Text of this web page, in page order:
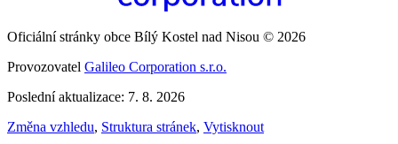
Oficiální stránky obce Bílý Kostel nad Nisou © 2026
Provozovatel Galileo Corporation s.r.o.
Poslední aktualizace: 7. 8. 2026
Změna vzhledu, Struktura stránek, Vytisknout